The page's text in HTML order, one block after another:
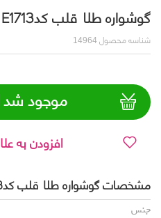
گوشواره طلا قلب کدE1713
شناسه محصول
موجود شد
افزودن به
مشخصات گوشواره طلا قلب کدE1713
جنس